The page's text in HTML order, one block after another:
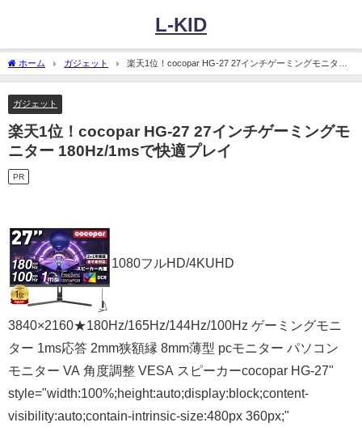
L-KID
ホーム ガジェット
楽天1位！cocopar HG-27 27インチゲーミングモニター
180Hz/1msで快適プレイ
ガジェット
楽天1位！cocopar HG-27 27インチゲーミングモ
ニター 180Hz/1msで快適プレイ
PR
1080フルHD/4KUHD
3840×2160★180Hz/165Hz/144Hz/100Hz ゲーミングモニ
ター 1ms応答 2mm狭額縁 8mm薄型 pcモニター パソコン
モニター VA 角度調整 VESA スピーカーcocopar HG-27"
style="width:100%;height:auto;display:block;content-
visibility:auto;contain-intrinsic-size:480px 360px;"